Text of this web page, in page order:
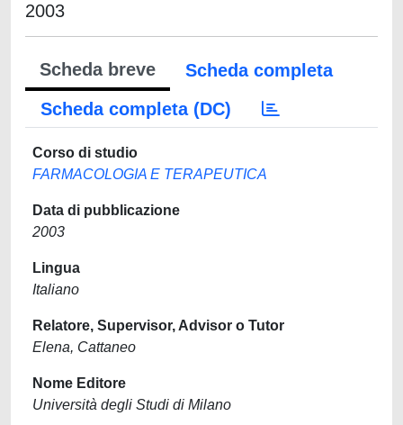
2003
Scheda breve
Scheda completa
Scheda completa (DC)
Corso di studio
FARMACOLOGIA E TERAPEUTICA
Data di pubblicazione
2003
Lingua
Italiano
Relatore, Supervisor, Advisor o Tutor
Elena, Cattaneo
Nome Editore
Università degli Studi di Milano